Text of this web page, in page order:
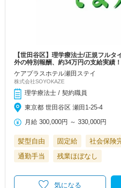
【世田谷区】理学療法士/正規フルタ
外の特別報酬、約34万円の支給実績
ケアプラスホテル瀬田ステイ
株式会社SOYOKAZE
理学療法士 / 契約職員
東京都 世田谷区 瀬田1-25-4
月給 300,000円 ～330,000円
髪型自由 固定給 社会保険
通勤手当
残業ほぼなし
気になる